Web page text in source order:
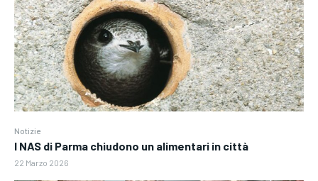
Notizie
I NAS di Parma chiudono un alimentari in città
22 Marzo 2026